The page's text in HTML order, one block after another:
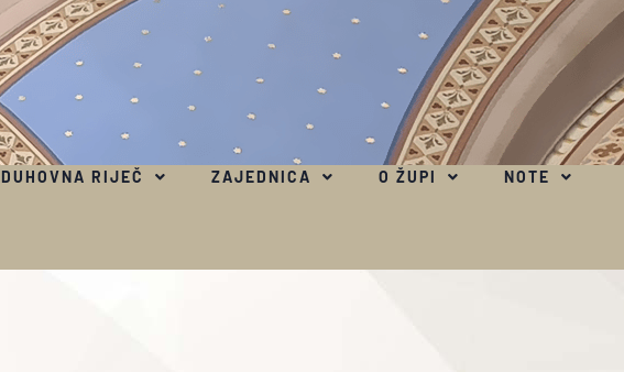
DUHOVNA RIJEČ ZAJEDNICA O ŽUPI NOTE